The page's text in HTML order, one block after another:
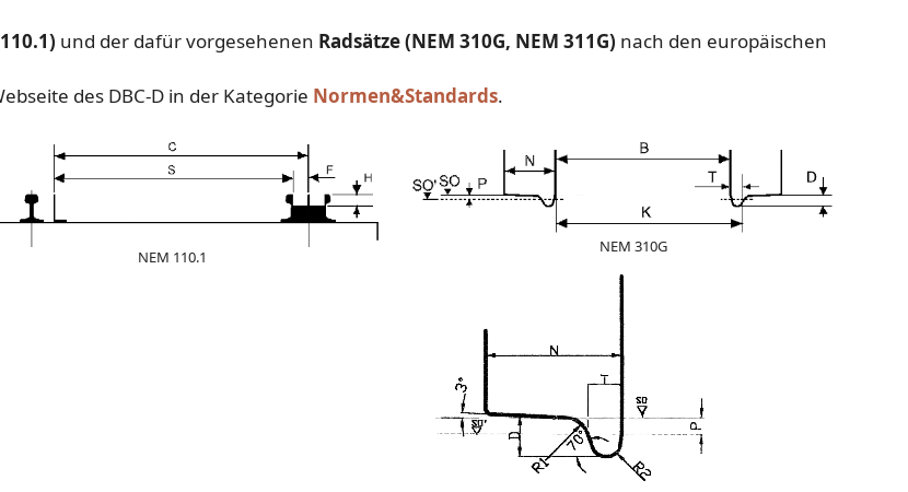
und der dafür vorgesehenen Radsätze (NEM 310G, NEM 311G) nach den europäischen
des DBC-D in der Kategorie Normen&Standards.
NEM 110.1
NEM 310G